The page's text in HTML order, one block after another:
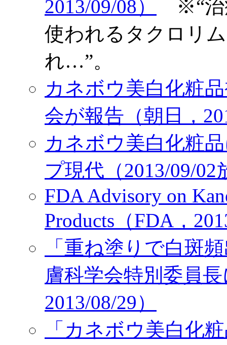
2013/09/08）
※“治
使われるタクロリ
れ…”。
カネボウ美白化粧
会が報告（朝日，
カネボウ美白化粧
プ現代（2013/09/02
FDA Advisory on
Products（FDA，
「重ね塗りで白
膚科学会特別委員
2013/08/29）
「カネボウ美白化